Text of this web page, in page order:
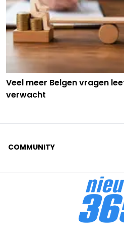
Veel meer Belgen vragen
verwacht
COMMUNITY